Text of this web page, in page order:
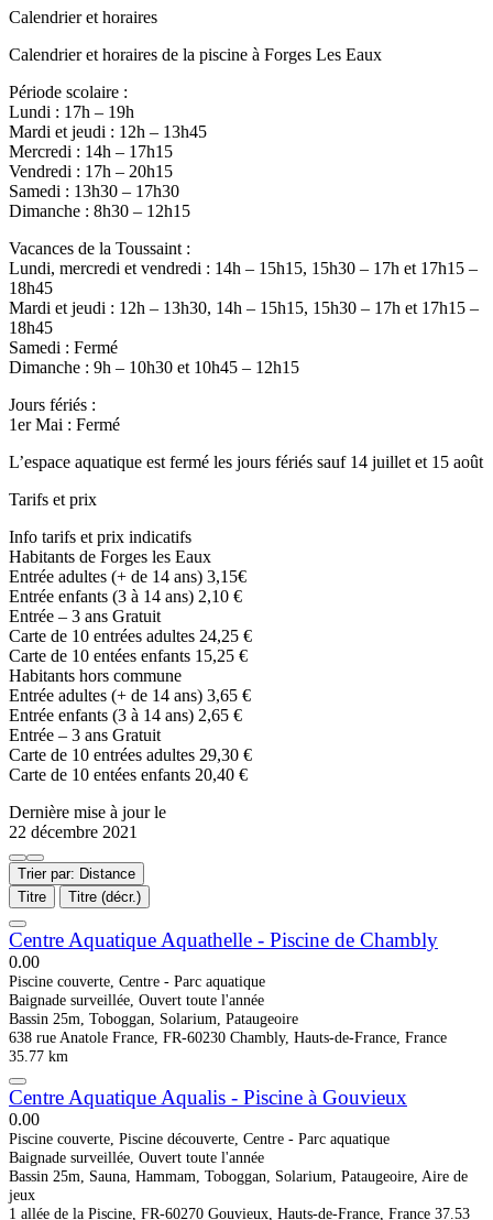
Calendrier et horaires
Calendrier et horaires de la piscine à Forges Les Eaux
Période scolaire :
Lundi : 17h – 19h
Mardi et jeudi : 12h – 13h45
Mercredi : 14h – 17h15
Vendredi : 17h – 20h15
Samedi : 13h30 – 17h30
Dimanche : 8h30 – 12h15
Vacances de la Toussaint :
Lundi, mercredi et vendredi : 14h – 15h15, 15h30 – 17h et 17h15 –
18h45
Mardi et jeudi : 12h – 13h30, 14h – 15h15, 15h30 – 17h et 17h15 –
18h45
Samedi : Fermé
Dimanche : 9h – 10h30 et 10h45 – 12h15
Jours fériés :
1er Mai : Fermé
L’espace aquatique est fermé les jours fériés sauf 14 juillet et 15 août
Tarifs et prix
Info tarifs et prix indicatifs
Habitants de Forges les Eaux
Entrée adultes (+ de 14 ans) 3,15€
Entrée enfants (3 à 14 ans) 2,10 €
Entrée – 3 ans Gratuit
Carte de 10 entrées adultes 24,25 €
Carte de 10 entées enfants 15,25 €
Habitants hors commune
Entrée adultes (+ de 14 ans) 3,65 €
Entrée enfants (3 à 14 ans) 2,65 €
Entrée – 3 ans Gratuit
Carte de 10 entrées adultes 29,30 €
Carte de 10 entées enfants 20,40 €
Dernière mise à jour le
22 décembre 2021
Trier par: Distance
Titre
Titre (décr.)
Centre Aquatique Aquathelle - Piscine de Chambly
0.00
Piscine couverte, Centre - Parc aquatique
Baignade surveillée, Ouvert toute l'année
Bassin 25m, Toboggan, Solarium, Pataugeoire
638 rue Anatole France, FR-60230 Chambly, Hauts-de-France, France
35.77 km
Centre Aquatique Aqualis - Piscine à Gouvieux
0.00
Piscine couverte, Piscine découverte, Centre - Parc aquatique
Baignade surveillée, Ouvert toute l'année
Bassin 25m, Sauna, Hammam, Toboggan, Solarium, Pataugeoire, Aire de
jeux
1 allée de la Piscine, FR-60270 Gouvieux, Hauts-de-France, France 37.53